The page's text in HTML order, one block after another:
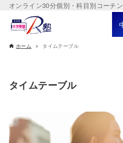
オンライン30分個別・科目別コーチ
ホーム タイムテーブル
タイムテーブル